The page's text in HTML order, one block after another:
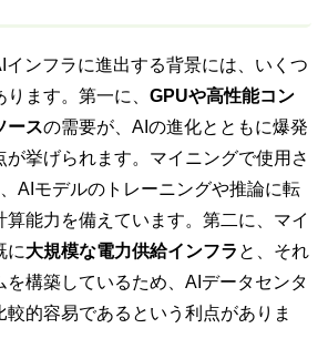
インフラに進出する背景には、いくつ
ます。第一に、 GPUや高性能コン
ースの需要が、AIの進化とともに爆発
が挙げられます。マイニングで使用さ
AIモデルのトレーニングや推論に転
算能力を備えています。第二に、マイ
に大規模な電力供給インフラ と、それ
を構築しているため、AIデータセンタ
較的容易であるという利点がありま